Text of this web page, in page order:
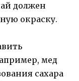
должен
окраску.
мед
сахара